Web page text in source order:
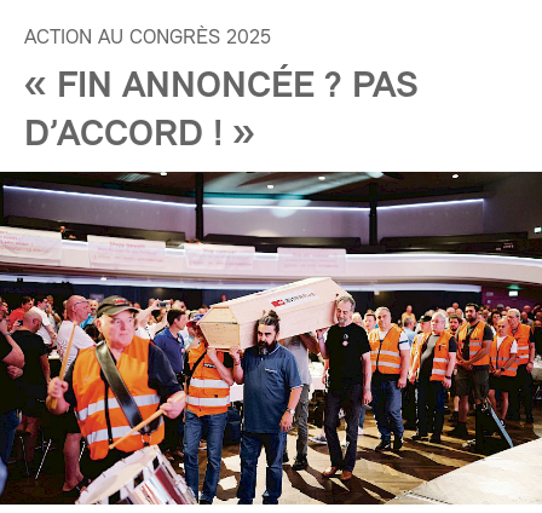
ACTION AU CONGRÈS 2025
« FIN ANNONCÉE ? PAS
D’ACCORD ! »